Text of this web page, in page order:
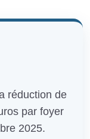
réduction de
par foyer
2025.